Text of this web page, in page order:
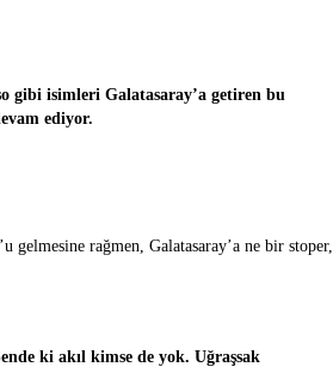
gibi isimleri Galatasaray’a getiren bu
ediyor.
gelmesine rağmen, Galatasaray’a ne bir stoper,
ki akıl kimse de yok. Uğraşsak